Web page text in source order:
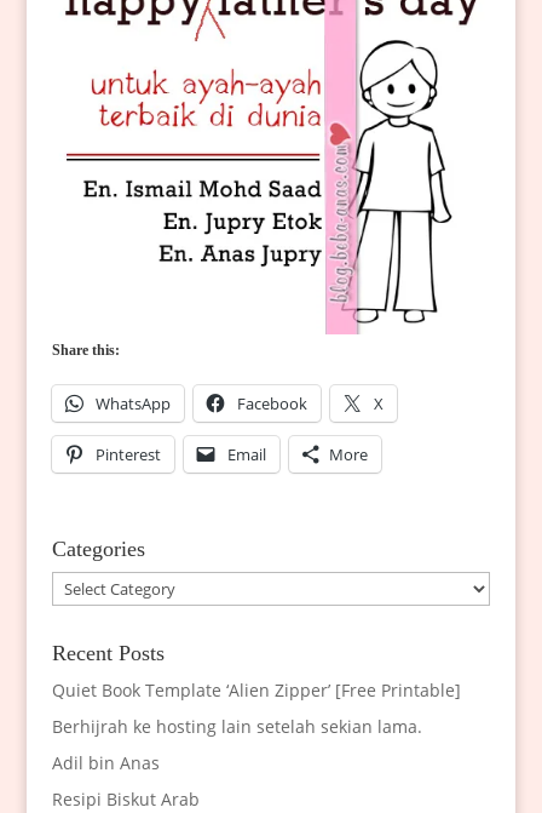
Share this:
WhatsApp Facebook X
Pinterest Email More
Categories
Categories
Recent Posts
Quiet Book Template ‘Alien Zipper’ [Free Printable]
Berhijrah ke hosting lain setelah sekian lama.
Adil bin Anas
Resipi Biskut Arab